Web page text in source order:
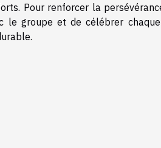
Pour renforcer la
le groupe et de célébrer